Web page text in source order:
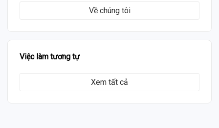
Về chúng tôi
Việc làm tương tự
Xem tất cả